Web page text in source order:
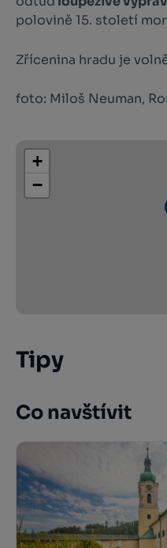
polovině 15. století
Zřícenina hradu je
foto: Miloš Neuman,
+
−
Tipy
Co navštívit